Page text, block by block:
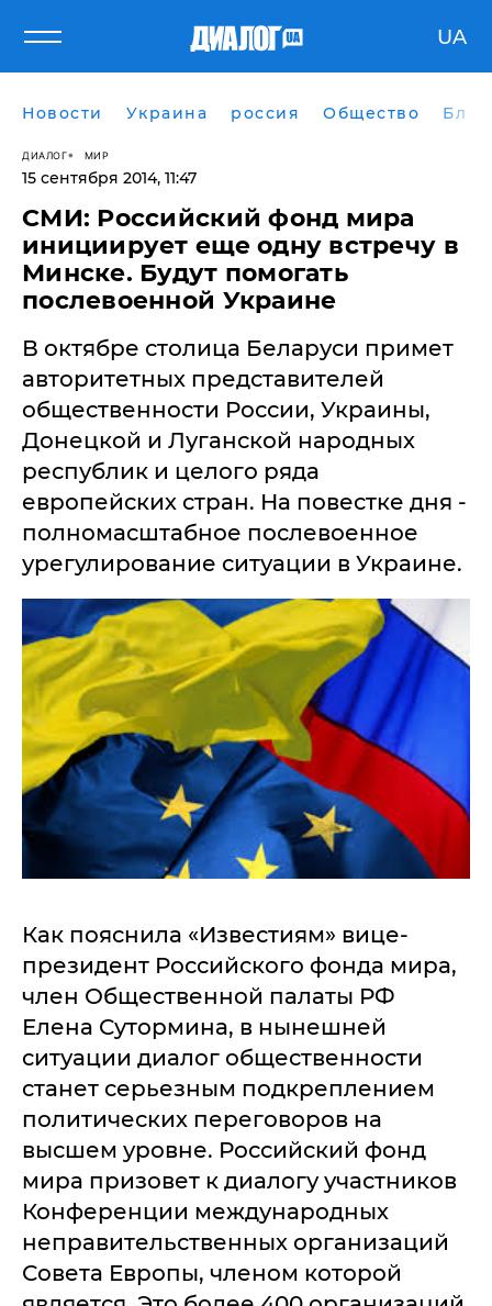
UA
Новости Украина россия Общество
ДИАЛОГ МИР
15 сентября 2014, 11:47
​СМИ: Российский фонд мира
инициирует еще одну встречу в
Минске. Будут помогать
послевоенной Украине
В октябре столица Беларуси примет
авторитетных представителей
общественности России, Украины,
Донецкой и Луганской народных
республик и целого ряда
европейских стран. На повестке дня -
полномасштабное послевоенное
урегулирование ситуации в Украине.
Как пояснила «Известиям» вице-
президент Российского фонда мира,
член Общественной палаты РФ
Елена Сутормина, в нынешней
ситуации диалог общественности
станет серьезным подкреплением
политических переговоров на
высшем уровне. Российский фонд
мира призовет к диалогу участников
Конференции международных
неправительственных организаций
Совета Европы, членом которой